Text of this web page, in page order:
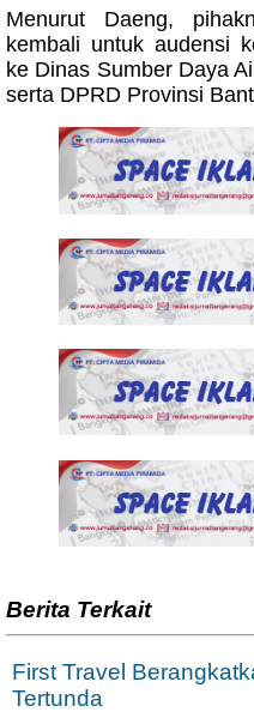
Menurut Daeng,
kembali untuk audensi
ke Dinas Sumber Daya
serta DPRD Provinsi
Berita Terkait
First Travel
Tertunda